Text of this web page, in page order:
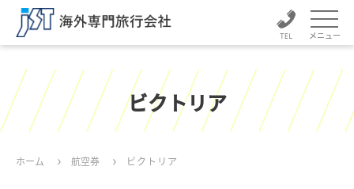
メニュー
ビクトリア
ホーム 航空券 ビクトリア